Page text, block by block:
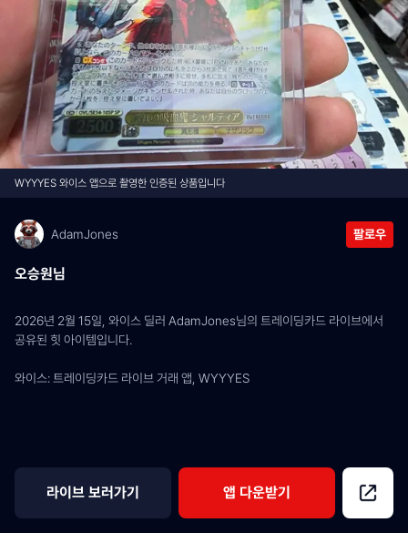
WYYYES 와이스 앱으로 촬영한 인증된 상품입니다
AdamJones 팔로우
오승원님
2026년 2월 15일, 와이스 딜러 AdamJones님의 트레이딩카드 라이브에서
공유된 힛 아이템입니다.
와이스: 트레이딩카드 라이브 거래 앱, WYYYES
라이브 보러가기 앱 다운받기